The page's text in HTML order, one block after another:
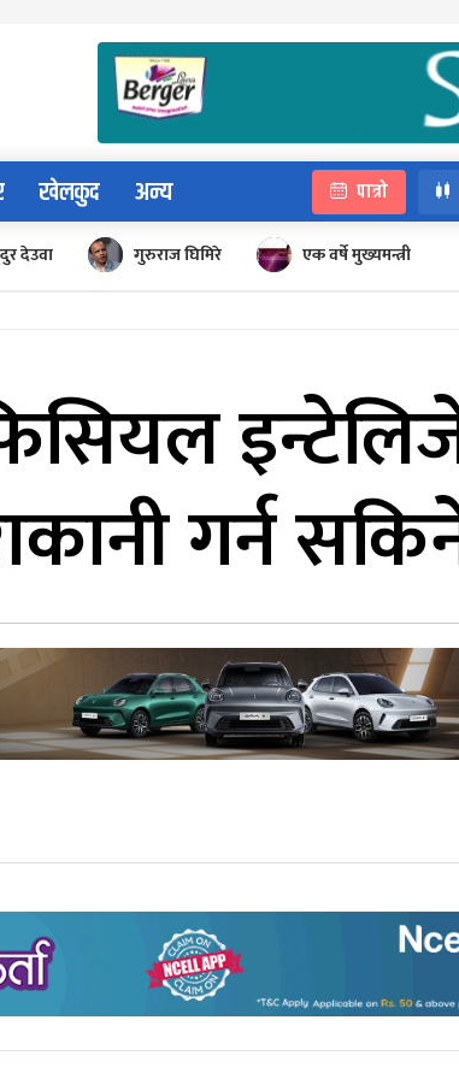
खेलकुद अन्य पात्रो
देउवा गुरुराज घिमिरे एक वर्षे मुख्यमन्त्री
गर्न